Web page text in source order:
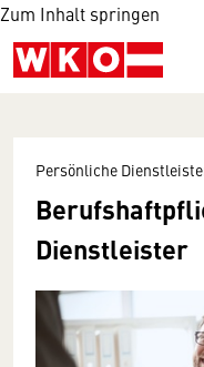
Zum Inhalt springen
Persönliche
Dienstleister